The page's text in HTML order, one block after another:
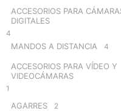
ACCESORIOS PARA
DIGITALES
4
MANDOS A DISTANCIA 4
ACCESORIOS PARA VÍDEO Y
VIDEOCÁMARAS
1
AGARRES 2